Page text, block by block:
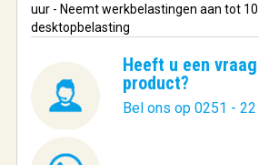
uur - Neemt werkbelastingen aan tot
desktopbelasting
Heeft u een
product?
Bel ons op 0251 -